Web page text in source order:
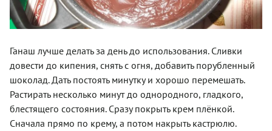
Ганаш лучше делать за день до использования. Сливки
довести до кипения, снять с огня, добавить порубленный
шоколад. Дать постоять минутку и хорошо перемешать.
Растирать несколько минут до однородного, гладкого,
блестящего состояния. Сразу покрыть крем плёнкой.
Сначала прямо по крему, а потом накрыть кастрюлю.